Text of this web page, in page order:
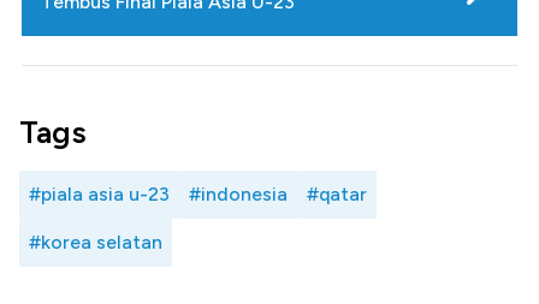
Tags
#piala asia u-23 #indonesia #qatar
#korea selatan